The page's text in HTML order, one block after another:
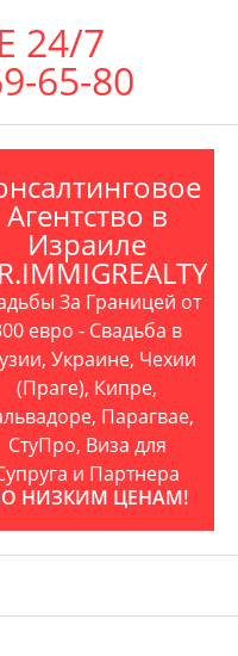
24/7
65-80
Агентство в
Израиле
За Границей от
евро - Свадьба в
Украине, Чехии
(Праге), Кипре,
Парагвае,
СтуПро, Виза для
и Партнера
НИЗКИМ ЦЕНАМ!